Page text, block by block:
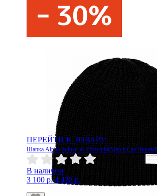
ПЕРЕЙТИ К ТОВАРУ КУПИТЬ
Шапка Alpha Industries ESSential Watch Cap Черный
В наличии
3 100 р. 4 428 р.